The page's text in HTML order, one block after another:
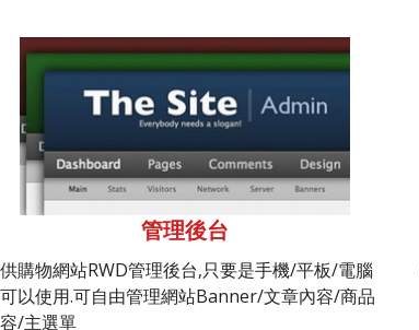
管理後台
購物網站RWD管理後台,只要是手機/平板/電腦
以使用.可自由管理網站Banner/文章內容/商品
/主選單